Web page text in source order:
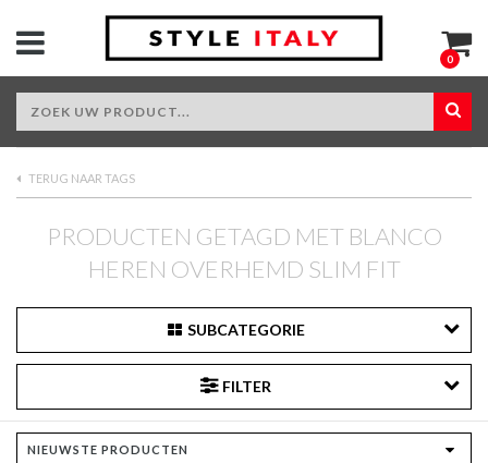
0
TERUG NAAR TAGS
PRODUCTEN GETAGD MET BLANCO
HEREN OVERHEMD SLIM FIT
SUBCATEGORIE
FILTER